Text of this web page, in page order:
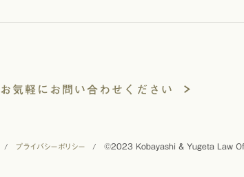
お気軽にお問い合わせください
/ プライバシーポリシー / ©2023 Kobayashi & Yugeta Law